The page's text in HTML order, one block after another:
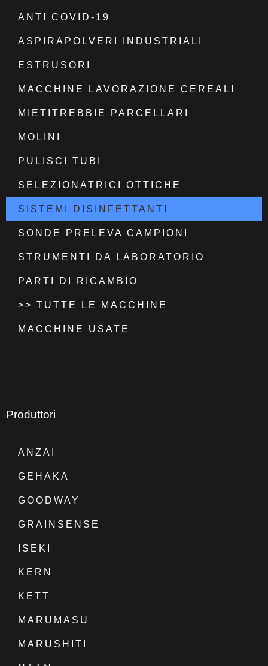
ANTI COVID-19
ASPIRAPOLVERI INDUSTRIALI
ESTRUSORI
MACCHINE LAVORAZIONE CEREALI
MIETITREBBIE PARCELLARI
MOLINI
PULISCI TUBI
SELEZIONATRICI OTTICHE
SISTEMI DISINFETTANTI
SONDE PRELEVA CAMPIONI
STRUMENTI DA LABORATORIO
PARTI DI RICAMBIO
>> TUTTE LE MACCHINE
MACCHINE USATE
Produttori
ANZAI
GEHAKA
GOODWAY
GRAINSENSE
ISEKI
KERN
KETT
MARUMASU
MARUSHITI